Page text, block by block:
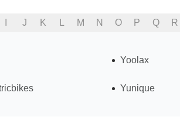
J K M N O P Q R
Yoolax
Yunique